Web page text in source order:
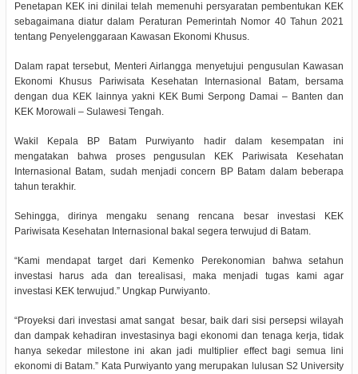
Penetapan KEK ini dinilai telah memenuhi persyaratan pembentukan KEK
sebagaimana diatur dalam Peraturan Pemerintah Nomor 40 Tahun 2021
tentang Penyelenggaraan Kawasan Ekonomi Khusus.
Dalam rapat tersebut, Menteri Airlangga menyetujui pengusulan Kawasan
Ekonomi Khusus Pariwisata Kesehatan Internasional Batam, bersama
dengan dua KEK lainnya yakni KEK Bumi Serpong Damai – Banten dan
KEK Morowali – Sulawesi Tengah.
Wakil Kepala BP Batam Purwiyanto hadir dalam kesempatan ini
mengatakan bahwa proses pengusulan KEK Pariwisata Kesehatan
Internasional Batam, sudah menjadi concern BP Batam dalam beberapa
tahun terakhir.
Sehingga, dirinya mengaku senang rencana besar investasi KEK
Pariwisata Kesehatan Internasional bakal segera terwujud di Batam.
“Kami mendapat target dari Kemenko Perekonomian bahwa setahun
investasi harus ada dan terealisasi, maka menjadi tugas kami agar
investasi KEK terwujud.” Ungkap Purwiyanto.
“Proyeksi dari investasi amat sangat
besar, baik dari sisi persepsi wilayah
dan dampak kehadiran investasinya bagi ekonomi dan tenaga kerja, tidak
hanya sekedar milestone ini akan jadi multiplier effect bagi semua lini
ekonomi di Batam.” Kata Purwiyanto yang merupakan lulusan S2 University